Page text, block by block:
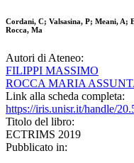
Cordani, C; Valsasina, P; Meani, A;
Rocca, Ma
Autori di Ateneo:
FILIPPI MASSIMO
ROCCA MARIA
Link alla scheda completa:
https://iris.unisr.it/handle/
Titolo del libro:
ECTRIMS 2019
Pubblicato in: